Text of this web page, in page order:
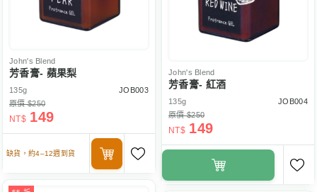
John's Blend
芳香膏- 蘋果梨
135g
JOB003
原價 $250
NT$ 149
缺貨，約4–12週到貨
John's Blend
芳香膏- 紅酒
135g
JOB004
原價 $250
NT$ 149